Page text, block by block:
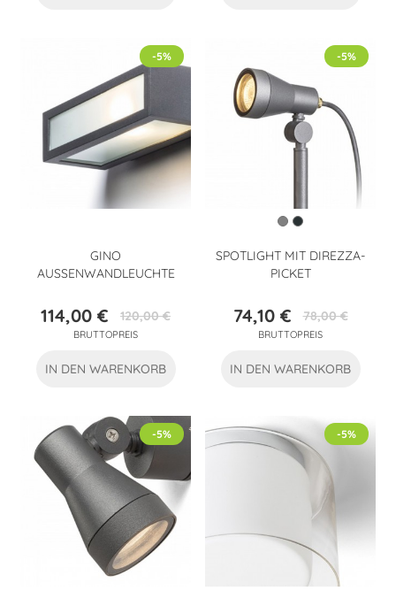
GINO
AUSSENWANDLEUCHTE
Preis
114,00 €Verkaufspreis
120,00 €
BRUTTOPREIS
-5%
IN DEN WARENKORB
SPOTLIGHT MIT DIREZZA-
PICKET
Preis
74,10 €Verkaufspreis
78,00 €
BRUTTOPREIS
-5%
IN DEN WARENKORB
-5% -5%